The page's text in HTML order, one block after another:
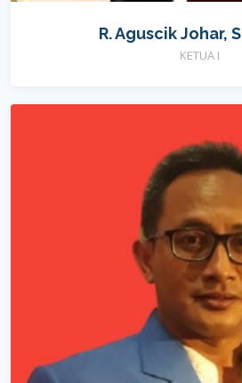
R. Aguscik Johar,
KETUA I